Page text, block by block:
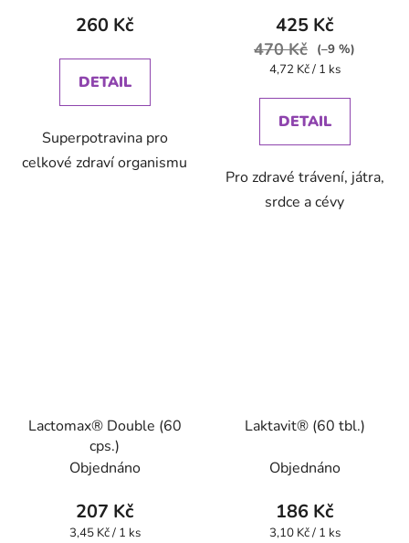
260 Kč
DETAIL
Superpotravina pro
celkové zdraví organismu
425 Kč
470 Kč
(–9 %)
Měrná
4,72 Kč / 1 ks
DETAIL
Pro zdravé trávení, játra,
srdce a cévy
Lactomax® Double (60
cps.)
Objednáno
207 Kč
Měrná
3,45 Kč / 1 ks
Laktavit® (60 tbl.)
Objednáno
186 Kč
Měrná
3,10 Kč / 1 ks